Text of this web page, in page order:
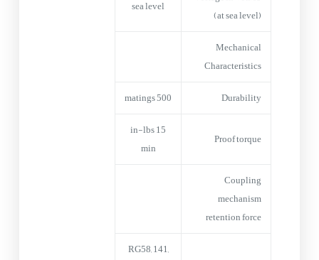
(at sea level)
sea level
Mechanical
Characteristics
Durability
500 matings
Proof torque
15 in-lbs
min
Coupling
mechanism
retention force
RG58, 141,